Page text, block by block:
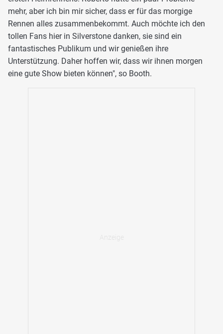
mehr, aber ich bin mir sicher, dass er für das morgige
Rennen alles zusammenbekommt. Auch möchte ich den
tollen Fans hier in Silverstone danken, sie sind ein
fantastisches Publikum und wir genießen ihre
Unterstützung. Daher hoffen wir, dass wir ihnen morgen
eine gute Show bieten können", so Booth.